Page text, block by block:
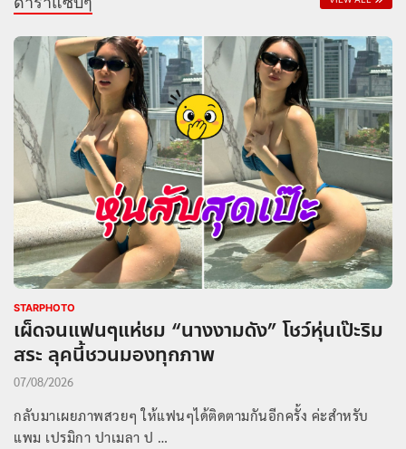
STARPHOTO
เผ็ดจนแฟนๆแห่ชม “นางงามดัง” โชว์หุ่นเป๊ะริม
สระ ลุคนี้ชวนมองทุกภาพ
07/08/2026
กลับมาเผยภาพสวยๆ ให้แฟนๆได้ติดตามกันอีกครั้ง ค่ะสำหรับ
แพม เปรมิกา ปาเมลา ป …